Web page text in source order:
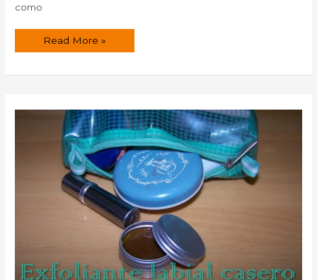
como
Remedios
tripa
Read More »